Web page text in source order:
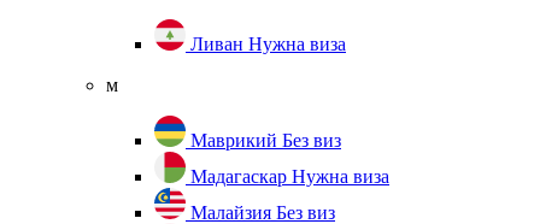
Ливан Нужна виза
м
Маврикий Без виз
Мадагаскар Нужна виза
Малайзия Без виз